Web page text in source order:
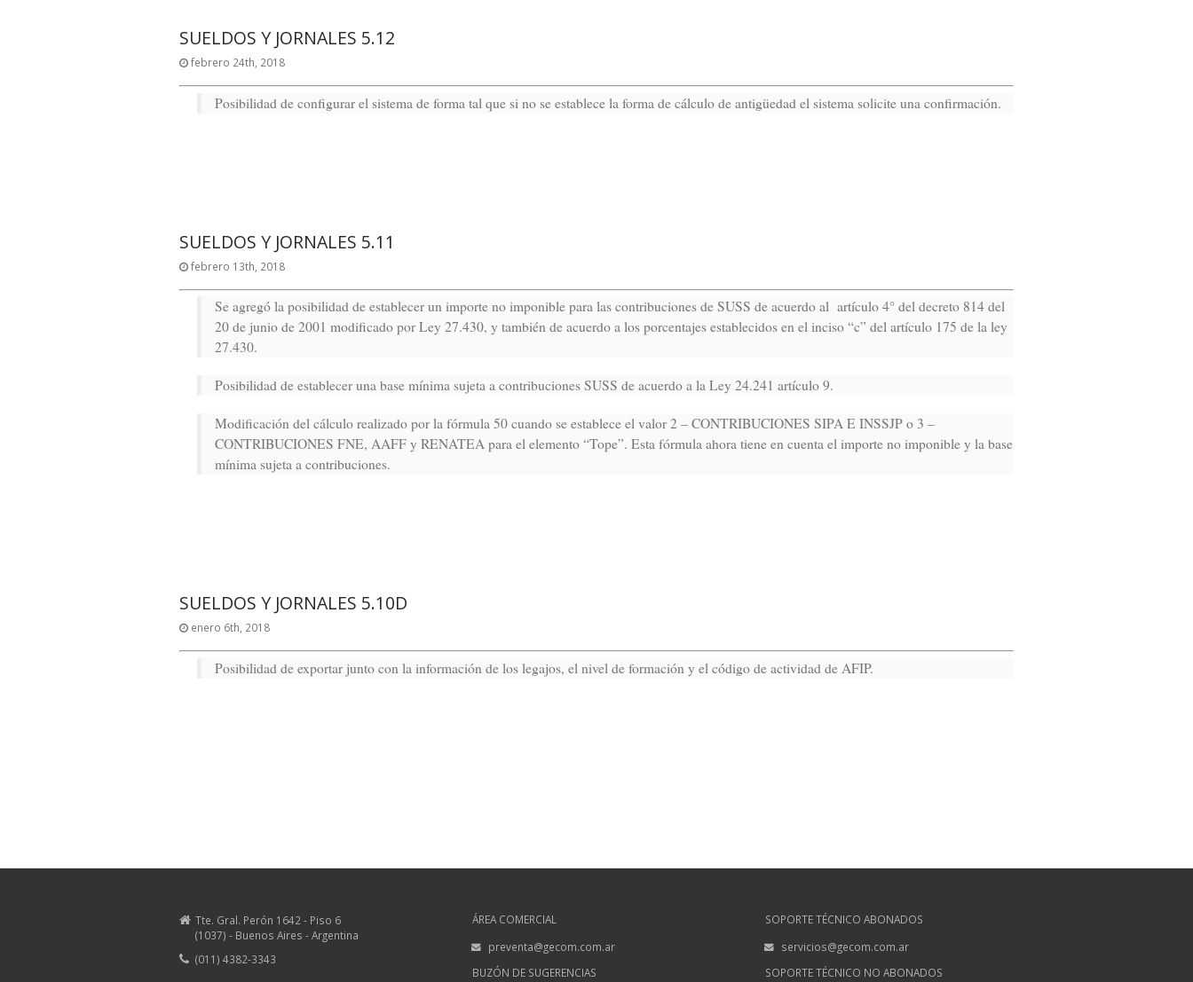
SUELDOS Y JORNALES 5.12
febrero 24th, 2018
Posibilidad de configurar el sistema de forma tal que si no se establece la forma de cálculo de antigüedad el sistema solicite una confirmación.
SUELDOS Y JORNALES 5.11
febrero 13th, 2018
Se agregó la posibilidad de establecer un importe no imponible para las contribuciones de SUSS de acuerdo al artículo 4° del decreto 814 del
20 de junio de 2001 modificado por Ley 27.430, y también de acuerdo a los porcentajes establecidos en el inciso “c” del artículo 175 de la ley
27.430.
Posibilidad de establecer una base mínima sujeta a contribuciones SUSS de acuerdo a la Ley 24.241 artículo 9.
Modificación del cálculo realizado por la fórmula 50 cuando se establece el valor 2 – CONTRIBUCIONES SIPA E INSSJP o 3 –
CONTRIBUCIONES FNE, AAFF y RENATEA para el elemento “Tope”. Esta fórmula ahora tiene en cuenta el importe no imponible y la base
mínima sujeta a contribuciones.
SUELDOS Y JORNALES 5.10D
enero 6th, 2018
Posibilidad de exportar junto con la información de los legajos, el nivel de formación y el código de actividad de AFIP.
Tte. Gral. Perón 1642 - Piso 6
(1037) - Buenos Aires - Argentina
(011) 4382-3343
ÁREA COMERCIAL
preventa@gecom.com.ar
BUZÓN DE SUGERENCIAS
SOPORTE TÉCNICO ABONADOS
servicios@gecom.com.ar
SOPORTE TÉCNICO NO ABONADOS